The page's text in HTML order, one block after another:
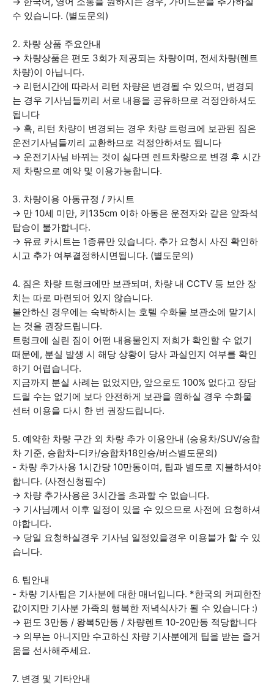
수 있습니다. (별도문의)
2. 차량 상품 주요안내
→ 차량상품은 편도 3회가 제공되는 차량이며, 전세차량(렌트
차량)이 아닙니다.
→ 리턴시간에 따라서 리턴 차량은 변경될 수 있으며, 변경되
는 경우 기사님들끼리 서로 내용을 공유하므로 걱정안하셔도
됩니다
→ 혹, 리턴 차량이 변경되는 경우 차량 트렁크에 보관된 짐은
운전기사님들끼리 교환하므로 걱정안하셔도 됩니다
→ 운전기사님 바뀌는 것이 싫다면 렌트차량으로 변경 후 시간
제 차량으로 예약 및 이용가능합니다.
3. 차량이용 아동규정 / 카시트
→ 만 10세 미만, 키135cm 이하 아동은 운전자와 같은 앞좌석
탑승이 불가합니다.
→ 유료 카시트는 1종류만 있습니다. 추가 요청시 사진 확인하
시고 추가 여부결정하시면됩니다. (별도문의)
4. 짐은 차량 트렁크에만 보관되며, 차량 내 CCTV 등 보안 장
치는 따로 마련되어 있지 않습니다.
불안하신 경우에는 숙박하시는 호텔 수화물 보관소에 맡기시
는 것을 권장드립니다.
트렁크에 실린 짐이 어떤 내용물인지 저희가 확인할 수 없기
때문에, 분실 발생 시 해당 상황이 당사 과실인지 여부를 확인
하기 어렵습니다.
지금까지 분실 사례는 없었지만, 앞으로도 100% 없다고 장담
드릴 수는 없기에 보다 안전하게 보관을 원하실 경우 수화물
센터 이용을 다시 한 번 권장드립니다.
5. 예약한 차량 구간 외 차량 추가 이용안내 (승용차/SUV/승합
차 기준, 승합차-디카/승합차18인승/버스별도문의)
- 차량 추가사용 1시간당 10만동이며, 팁과 별도로 지불하셔야
합니다. (사전신청필수)
→ 차량 추가사용은 3시간을 초과할 수 없습니다.
→ 기사님께서 이후 일정이 있을 수 있으므로 사전에 요청하셔
야합니다.
→ 당일 요청하실경우 기사님 일정있을경우 이용불가 할 수 있
습니다.
6. 팁안내
- 차량 기사팁은 기사분에 대한 매너입니다. *한국의 커피한잔
값이지만 기사분 가족의 행복한 저녁식사가 될 수 있습니다 :)
→ 편도 3만동 / 왕복5만동 / 차량렌트 10-20만동 적당합니다
→ 의무는 아니지만 수고하신 차량 기사분에게 팁을 받는 즐거
움을 선사해주세요.
7. 변경 및 기타안내